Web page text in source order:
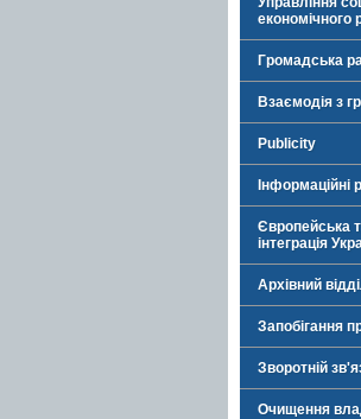
економічного
Громадська
Взаємодія з
Publicity
Інформаційні
Європейська
інтеграція
Архівний
Запобігання
Зворотній
Очищення